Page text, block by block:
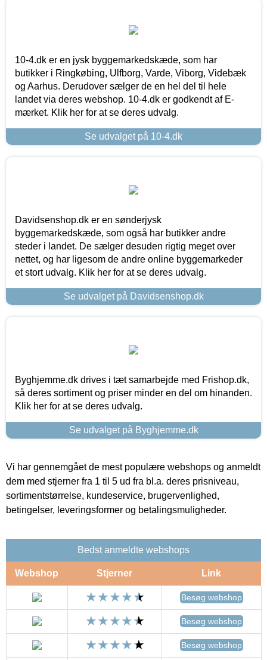
10-4.dk er en jysk byggemarkedskæde, som har
butikker i Ringkøbing, Ulfborg, Varde, Viborg, Videbæk
og Aarhus. Derudover sælger de en hel del til hele
landet via deres webshop. 10-4.dk er godkendt af E-
mærket. Klik her for at se deres udvalg.
Se udvalget på 10-4.dk
Davidsenshop.dk er en sønderjysk
byggemarkedskæde, som også har butikker andre
steder i landet. De sælger desuden rigtig meget over
nettet, og har ligesom de andre online byggemarkeder
et stort udvalg. Klik her for at se deres udvalg.
Se udvalget på Davidsenshop.dk
Byghjemme.dk drives i tæt samarbejde med Frishop.dk,
så deres sortiment og priser minder en del om hinanden.
Klik her for at se deres udvalg.
Se udvalget på Byghjemme.dk
Vi har gennemgået de mest populære webshops og anmeldt
dem med stjerner fra 1 til 5 ud fra bl.a. deres prisniveau,
sortimentstørrelse, kundeservice, brugervenlighed,
betingelser, leveringsformer og betalingsmuligheder.
Bedst anmeldte webshops
Webshop Stjerner Link
Besøg webshop
Besøg webshop
Besøg webshop